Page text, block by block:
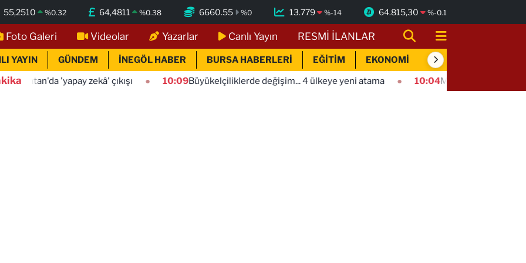
55,2510 %0.32 64,4811 %0.38 6660.55 %0 13.779 %-14 64.815,30 %-0.1
Foto Galeri Videolar Yazarlar Canlı Yayın RESMİ İLANLAR
YAYIN GÜNDEM İNEGÖL HABER BURSA HABERLERİ EĞİTİM EKONOMİ SİYASET
'yapay zekâ' çıkışı 10:09 Büyükelçiliklerde değişim... 4 ülkeye yeni atama 10:04 Mersin'de çocuklar trafik